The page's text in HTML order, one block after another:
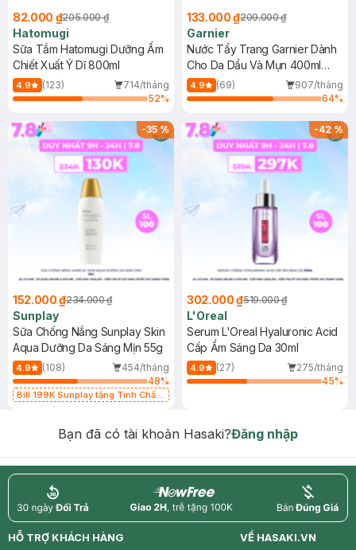
82.000 ₫205.000 ₫
Hatomugi
Sữa Tắm Hatomugi Dưỡng Ẩm
Chiết Xuất Ý Dĩ 800ml
4.9 (123)
714/tháng
52%
133.000 ₫209.000 ₫
Garnier
Nước Tẩy Trang Garnier Dành
Cho Da Dầu Và Mụn 400ml
(Mới)
4.9 (69)
907/tháng
64%
-35%
152.000 ₫234.000 ₫
Sunplay
Sữa Chống Nắng Sunplay Skin
Aqua Dưỡng Da Sáng Mịn 55g
4.9 (108)
454/tháng
48%
Bill 199K Sunplay tặng Tinh Chất
-42%
302.000 ₫519.000 ₫
L'Oreal
Serum L'Oreal Hyaluronic Acid
Cấp Ẩm Sáng Da 30ml
4.9 (27)
275/tháng
45%
Bạn đã có tài khoản Hasaki?Đăng nhập
return nowfree price
HỖ TRỢ KHÁCH HÀNG
VỀ HASAKI.VN